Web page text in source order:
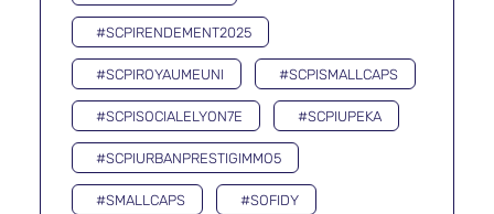
#SCPIRENDEMENT2025
#SCPIROYAUMEUNI #SCPISMALLCAPS
#SCPISOCIALELYON7E #SCPIUPEKA
#SCPIURBANPRESTIGIMMO5
#SMALLCAPS #SOFIDY